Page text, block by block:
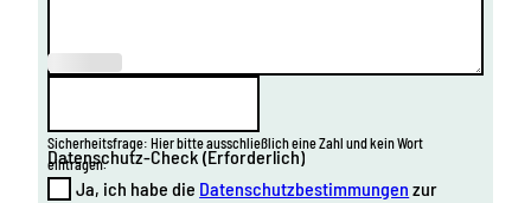
(Erforderl
Sicherheitsfrage: Hier bitte ausschließlich eine Zahl und kein Wort
eintragen.
Datenschutz-Check(Erforderlich)
Ja, ich habe die Datenschutzbestimmungen zur